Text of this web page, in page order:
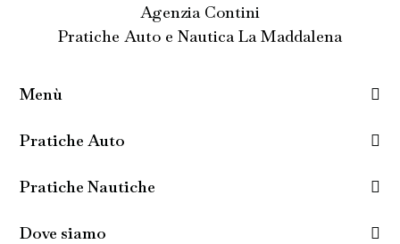
Agenzia Contini
Pratiche Auto e Nautica La Maddalena
Menù
Pratiche Auto
Pratiche Nautiche
Dove siamo